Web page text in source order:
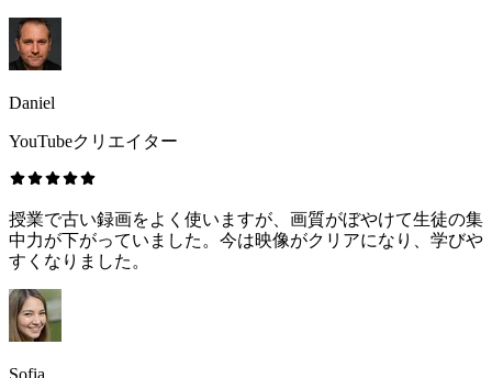
Daniel
YouTubeクリエイター
授業で古い録画をよく使いますが、画質がぼやけて生徒の集
中力が下がっていました。今は映像がクリアになり、学びや
すくなりました。
Sofia